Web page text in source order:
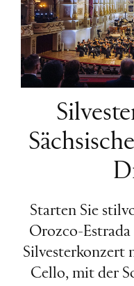
Starten Sie
Orozco-
Silvesterkonzert
Cello, mit der